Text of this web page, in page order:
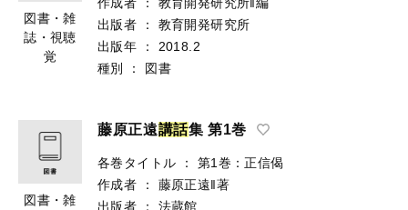
図書・雑
誌・視聴
覚
出版者
：
教育開発研究所
出版年
：
2018.2
種別
： 図書
図書・雑
藤原正遠講話集 第1巻
各巻タイトル ：
第1巻：正信偈
作成者
：
藤原正遠‖著
出版者
：
法蔵館